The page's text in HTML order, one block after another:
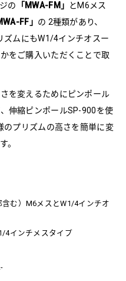
の
「MWA-FM」
とM6メス
FF」 の 2種類があり、
ムにもW1/4インチオスー
をご購入いただくことで取
を変えるためにピンポール
伸縮ピンポールSP-900を使
プリズムの高さを簡単に変
。
む）M6メスとW1/4インチオ
4インチメスタイプ